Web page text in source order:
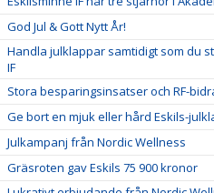
God Jul & Gott Nytt År!
Handla julklappar samtidigt som du
IF
Stora besparingsinsatser och RF-
Ge bort en mjuk eller hård Eskils-
Julkampanj från Nordic Wellness
Gräsroten gav Eskils 75 900 kronor